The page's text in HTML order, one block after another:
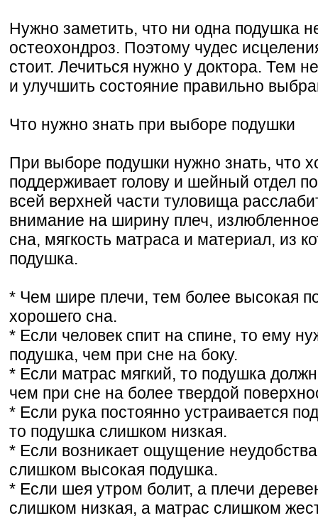
Нужно заметить, что ни одна подушка
остеохондроз. Поэтому чудес
стоит. Лечиться нужно у доктора. Тем
и улучшить состояние правильно
Что нужно знать при выборе подушки
При выборе подушки нужно знать, что
поддерживает голову и шейный отдел
всей верхней части туловища
внимание на ширину плеч,
сна, мягкость матраса и материал, из
подушка.
* Чем шире плечи, тем более высокая
хорошего сна.
* Если человек спит на спине, то ему
подушка, чем при сне на боку.
* Если матрас мягкий, то подушка
чем при сне на более твердой
* Если рука постоянно устраивается
то подушка слишком низкая.
* Если возникает ощущение
слишком высокая подушка.
* Если шея утром болит, а плечи
слишком низкая, а матрас слишком